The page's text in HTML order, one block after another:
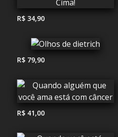
R$ 34,90
R$ 79,90
R$ 41,00